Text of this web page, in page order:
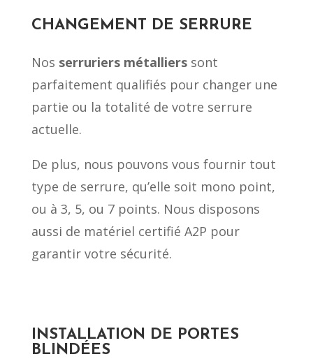
CHANGEMENT DE SERRURE
Nos serruriers métallierssont
parfaitement qualifiés pour changer une
partie ou la totalité de votre serrure
actuelle.
De plus, nous pouvons vous fournir tout
type de serrure, qu’elle soit mono point,
ou à 3, 5, ou 7 points. Nous disposons
aussi de matériel certifié A2P pour
garantir votre sécurité.
INSTALLATION DE PORTES
BLINDÉES